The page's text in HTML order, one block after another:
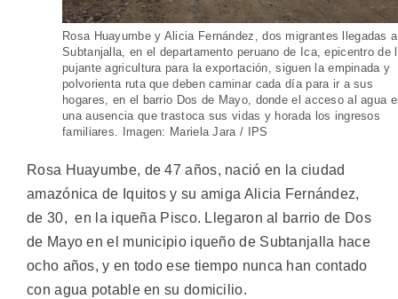
Rosa Huayumbe y Alicia Fernández, dos migrantes llegadas a
Subtanjalla, en el departamento peruano de Ica, epicentro de
pujante agricultura para la exportación, siguen la empinada y
polvorienta ruta que deben caminar cada día para ir a sus
hogares, en el barrio Dos de Mayo, donde el acceso al agua
una ausencia que trastoca sus vidas y horada los ingresos
familiares. Imagen: Mariela Jara / IPS
Rosa Huayumbe, de 47 años, nació en la ciudad
amazónica de Iquitos y su amiga Alicia Fernández,
de 30, en la iqueña Pisco. Llegaron al barrio de Dos
de Mayo en el municipio iqueño de Subtanjalla hace
ocho años, y en todo ese tiempo nunca han contado
con agua potable en su domicilio.